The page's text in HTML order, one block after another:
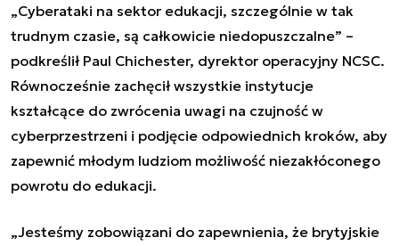
„Cyberataki na sektor edukacji, szczególnie w tak
trudnym czasie, są całkowicie niedopuszczalne” –
podkreślił Paul Chichester, dyrektor operacyjny NCSC.
Równocześnie zachęcił wszystkie instytucje
kształcące do zwrócenia uwagi na czujność w
cyberprzestrzeni i podjęcie odpowiednich kroków, aby
zapewnić młodym ludziom możliwość niezakłóconego
powrotu do edukacji.
„Jesteśmy zobowiązani do zapewnienia, że ​​brytyjskie